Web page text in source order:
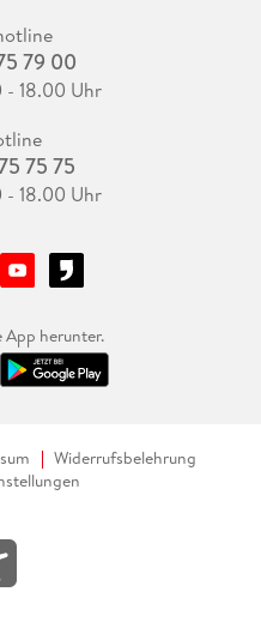
79 00
- 18.00 Uhr
75 75
- 18.00 Uhr
App herunter.
Widerrufsbelehrung